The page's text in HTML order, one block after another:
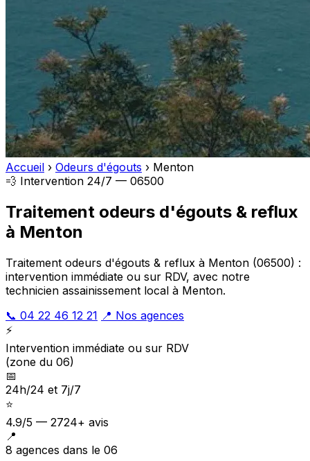
Accueil › Odeurs d'égouts › Menton
💨 Intervention 24/7 — 06500
Traitement odeurs d'égouts & reflux
à Menton
Traitement odeurs d'égouts & reflux à Menton (06500) :
intervention immédiate ou sur RDV, avec notre
technicien assainissement local à Menton.
📞 04 22 46 12 21 📍 Nos agences
⚡
Intervention immédiate ou sur RDV
(zone du 06)
📅
24h/24 et 7j/7
⭐
4.9/5 — 2724+ avis
📍
8 agences dans le 06